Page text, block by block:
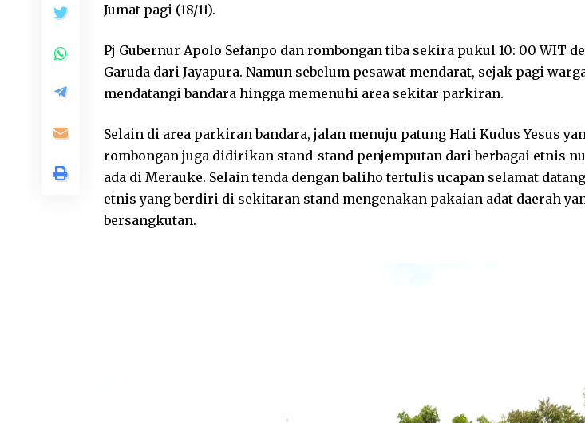
Jumat pagi (18/11).
Pj Gubernur Apolo Sefanpo dan rombongan tiba sekira pukul 10: 00 WIT
Garuda dari Jayapura. Namun sebelum pesawat mendarat, sejak pagi
mendatangi bandara hingga memenuhi area sekitar parkiran.
Selain di area parkiran bandara, jalan menuju patung Hati Kudus Yesus
rombongan juga didirikan stand-stand penjemputan dari berbagai etnis
ada di Merauke. Selain tenda dengan baliho tertulis ucapan selamat
etnis yang berdiri di sekitaran stand mengenakan pakaian adat daerah
bersangkutan.